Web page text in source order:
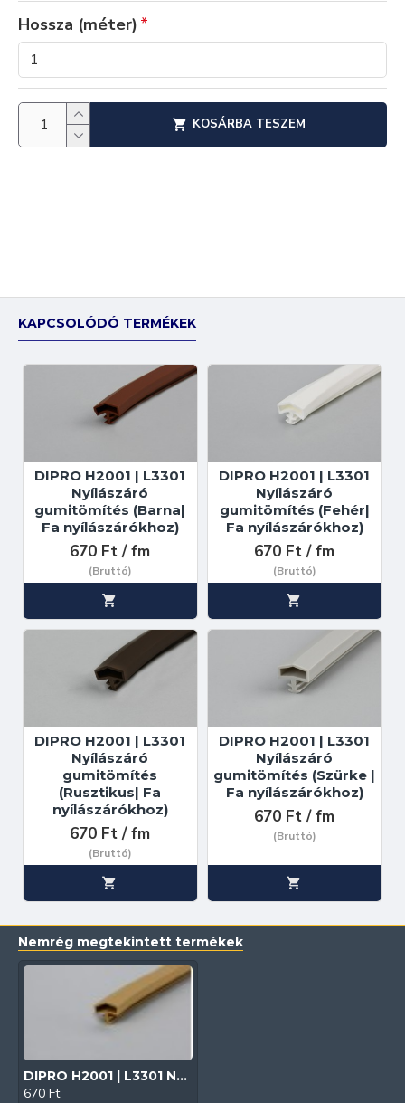
Hossza (méter)
KOSÁRBA TESZEM
KAPCSOLÓDÓ TERMÉKEK
DIPRO H2001 | L3301
Nyílászáró
gumitömítés (Barna|
Fa nyílászárókhoz)
670 Ft / fm
(Bruttó)
DIPRO H2001 | L3301
Nyílászáró
gumitömítés (Fehér|
Fa nyílászárókhoz)
670 Ft / fm
(Bruttó)
DIPRO H2001 | L3301
Nyílászáró
gumitömítés
(Rusztikus| Fa
nyílászárókhoz)
670 Ft / fm
(Bruttó)
DIPRO H2001 | L3301
Nyílászáró
gumitömítés (Szürke |
Fa nyílászárókhoz)
670 Ft / fm
(Bruttó)
Nemrég megtekintett termékek
DIPRO H2001 | L3301 Nyílászáró gumitömítés (Bézs| Fa nyílászárókhoz)
670 Ft